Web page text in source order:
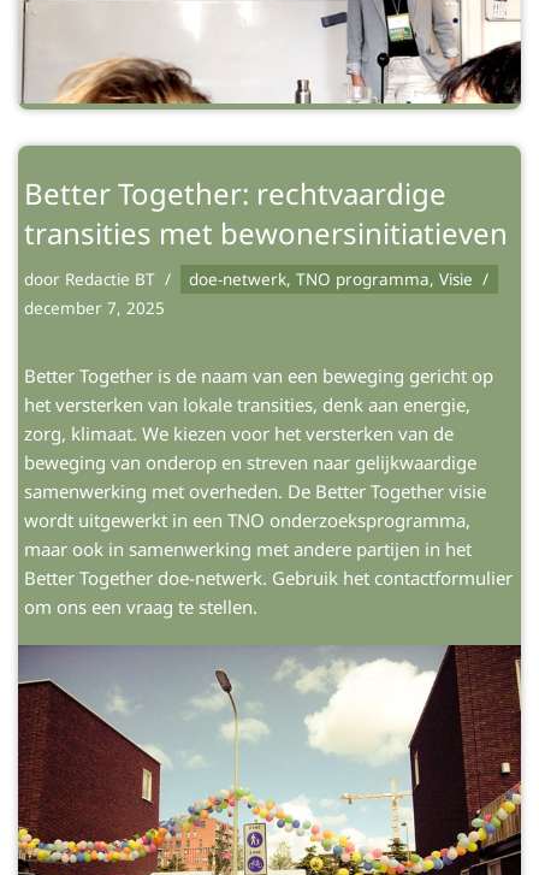
Better Together: rechtvaardige
transities met bewonersinitiatieven
door Redactie BT doe-netwerk, TNO programma, Visie
december 7, 2025
Better Together is de naam van een beweging gericht op
het versterken van lokale transities, denk aan energie,
zorg, klimaat. We kiezen voor het versterken van de
beweging van onderop en streven naar gelijkwaardige
samenwerking met overheden. De Better Together visie
wordt uitgewerkt in een TNO onderzoeksprogramma,
maar ook in samenwerking met andere partijen in het
Better Together doe-netwerk. Gebruik het contactformulier
om ons een vraag te stellen.